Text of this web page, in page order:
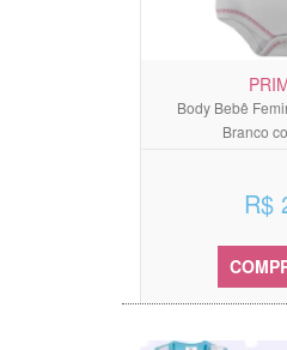
Body Bebê
Branco
R$